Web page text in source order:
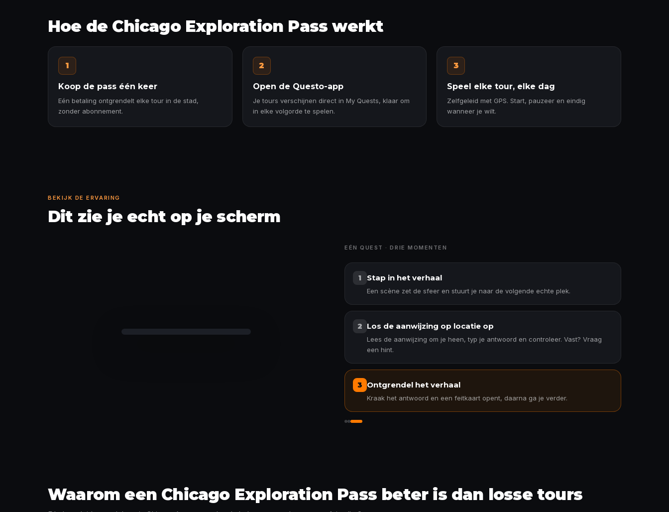
Hoe de Chicago Exploration Pass werkt
1
Koop de pass één keer
Eén betaling ontgrendelt elke tour in de stad,
zonder abonnement.
2
Open de Questo-app
Je tours verschijnen direct in My Quests, klaar om
in elke volgorde te spelen.
3
Speel elke tour, elke dag
Zelfgeleid met GPS. Start, pauzeer en eindig
wanneer je wilt.
BEKIJK DE ERVARING
Dit zie je echt op je scherm
EÉN QUEST · DRIE MOMENTEN
1 Stap in het verhaal
Een scène zet de sfeer en stuurt je naar de volgende echte plek.
2 Los de aanwijzing op locatie op
Lees de aanwijzing om je heen, typ je antwoord en controleer. Vast? Vraag
een hint.
3 Ontgrendel het verhaal
Kraak het antwoord en een feitkaart opent, daarna ga je verder.
Waarom een Chicago Exploration Pass beter is dan losse tours